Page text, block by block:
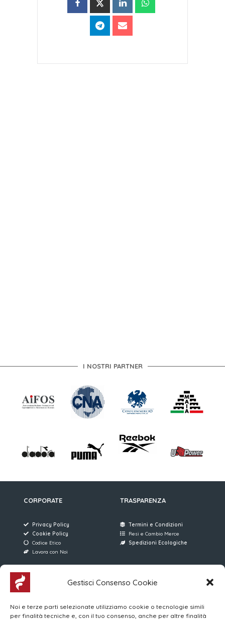
Gestisci Consenso Cookie
Noi e terze parti selezionate utilizziamo cookie o tecnologie simili
per finalità tecniche e, con il tuo consenso, anche per altre finalità
I NOSTRI PARTNER
CORPORATE
Privacy Policy
Cookie Policy
Codice Etico
Lavora con Noi
TRASPARENZA
Termini e Condizioni
Resi e Cambio Merce
Spedizioni Ecologiche
AREE RISERVATE
Accesso Venditori
MYWO
31015 Conegliano (TV)
(+39) 0438 896013